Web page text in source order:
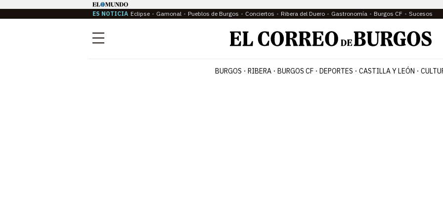
ES NOTICIA Eclipse Gamonal Pueblos de Burgos Conciertos Ribera del Duero Gastronomía Burgos CF Sucesos
Menú
BURGOS RIBERA BURGOS CF DEPORTES CASTILLA Y LEÓN